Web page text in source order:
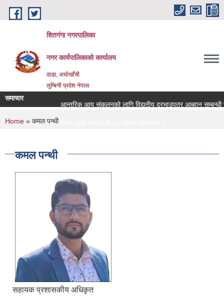
Skip to main content
शितगंगा नगरपालिका
नगर कार्यपालिकाकाे कार्यालय
ठाडा, अर्घाखाँची
लुम्बिनी प्रदेश नेपाल
समाचार
आन्तरिक आय संकलनको लागि विद्युतीय दरभाउपत्र आब्हान सम्बन्धी
रिक्त पदमा स्थायी शिक्षक सरुवा सम्बन्धमा ।।।
You are here
Home » कमल पन्थी
कमल पन्थी
सहायक प्रशासकीय अधिकृत